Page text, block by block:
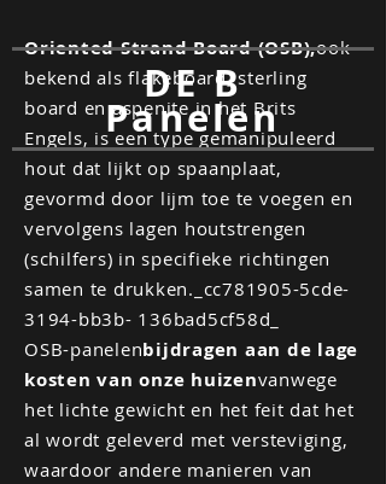
DE B
Panelen
Oriented Strand Board (OSB),ook
bekend als flakeboard, sterling
board en aspenite in het Brits
Engels, is een type gemanipuleerd
hout dat lijkt op spaanplaat,
gevormd door lijm toe te voegen en
vervolgens lagen houtstrengen
(schilfers) in specifieke richtingen
samen te drukken._cc781905-5cde-
3194-bb3b- 136bad5cf58d_
OSB-panelenbijdragen aan de lage
kosten van onze huizenvanwege
het lichte gewicht en het feit dat het
al wordt geleverd met versteviging,
waardoor andere manieren van